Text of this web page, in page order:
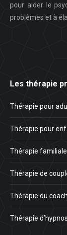
pour aider le
problèmes et à
Les thérapie
Thérapie pour
Thérapie pour
Thérapie familiale
Thérapie de
Thérapie du
Thérapie